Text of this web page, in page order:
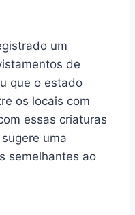
um
de
que o estado
os locais com
essas criaturas
uma
semelhantes ao